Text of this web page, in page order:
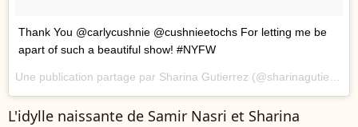
Thank You @carlycushnie @cushnieetochs For letting me be
apart of such a beautiful show! #NYFW
Une publication partage par Sharina Gutierrez (@sharinagutierrez) le
L'idylle naissante de Samir Nasri et Sharina